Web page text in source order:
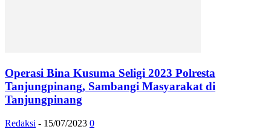
Operasi Bina Kusuma Seligi 2023 Polresta
Tanjungpinang, Sambangi Masyarakat di
Tanjungpinang
Redaksi - 15/07/2023 0